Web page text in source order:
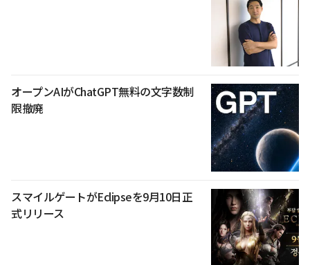
オープンAIがChatGPT無料の文字数制
限撤廃
スマイルゲートがEclipseを9月10日正
式リリース